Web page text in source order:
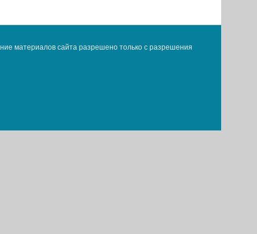
материалов сайта разрешено только с разрешения